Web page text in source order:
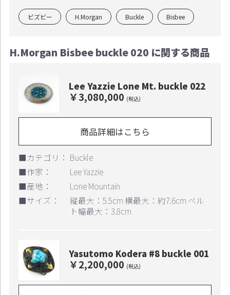
ビズビー H.Morgan Buckle Bisbee
H.Morgan Bisbee buckle 020 に関する商品
Lee Yazzie Lone Mt. buckle 022
￥3,080,000 (税込)
商品詳細はこちら
■カテゴリ： Buckle
■作家：
Lee Yazzie
■産地：
Lone Mountain
■サイズ：
縦最大：5.5cm 横最大：約7.6cm ベル
ト幅最大：3.8cm
Yasutomo Kodera #8 buckle 001
￥2,200,000 (税込)